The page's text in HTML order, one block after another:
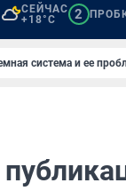
СЕЙЧАС
+18°C
2
система и ее